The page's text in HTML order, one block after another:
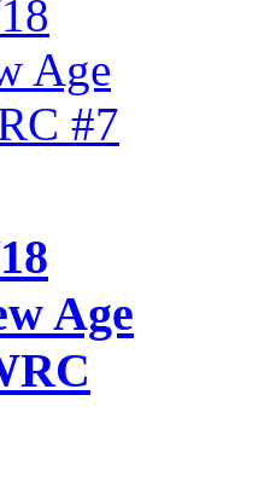
Age